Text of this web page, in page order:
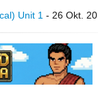
Unit 1 - 26 Okt.